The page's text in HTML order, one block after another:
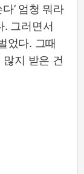
다’ 엄청 뭐라
. 그러면서
었다. 그때
지 받은 건